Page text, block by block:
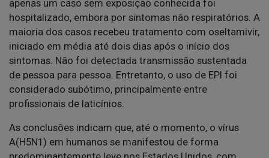
apenas um caso sem exposição conhecida foi
hospitalizado, embora por sintomas não respiratórios. A
maioria dos casos recebeu tratamento com oseltamivir,
iniciado em média até dois dias após o início dos
sintomas. Não foi detectada transmissão sustentada
de pessoa para pessoa. Entretanto, o uso de EPI foi
considerado subótimo, principalmente entre
profissionais de laticínios.
As conclusões indicam que, até o momento, o vírus
A(H5N1) em humanos se manifestou de forma